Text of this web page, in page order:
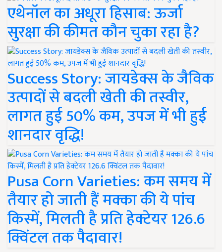
एथेनॉल का अधूरा हिसाब: ऊर्जा
सुरक्षा की कीमत कौन चुका रहा है?
Success Story: जायडेक्स के जैविक
उत्पादों से बदली खेती की तस्वीर,
लागत हुई 50% कम, उपज में भी हुई
शानदार वृद्धि!
Pusa Corn Varieties: कम समय में
तैयार हो जाती हैं मक्का की ये पांच
किस्में, मिलती है प्रति हेक्टेयर 126.6
क्विंटल तक पैदावार!